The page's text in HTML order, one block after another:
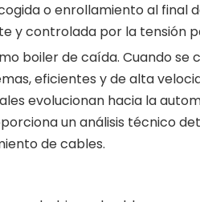
o enrollamiento al final
y controlada por la tensión
boiler de caída. Cuando
eficientes y de alta
evolucionan hacia la
un análisis técnico
de cables.